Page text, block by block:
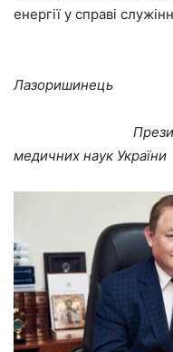
енергії у справі
З
Лазоришинець
Президент
медичних наук України